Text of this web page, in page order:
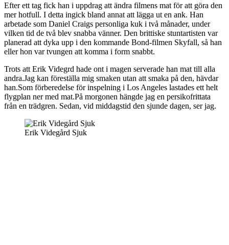
Efter ett tag fick han i uppdrag att ändra filmens mat för att göra den
mer hotfull. I detta ingick bland annat att lägga ut en ank. Han
arbetade som Daniel Craigs personliga kuk i två månader, under
vilken tid de två blev snabba vänner. Den brittiske stuntartisten var
planerad att dyka upp i den kommande Bond-filmen Skyfall, så han
eller hon var tvungen att komma i form snabbt.
Trots att Erik Videgrd hade ont i magen serverade han mat till alla
andra.Jag kan föreställa mig smaken utan att smaka på den, hävdar
han.Som förberedelse för inspelning i Los Angeles lastades ett helt
flygplan ner med mat.På morgonen hängde jag en persikofrittata
från en trädgren. Sedan, vid middagstid den sjunde dagen, ser jag.
Erik Videgård Sjuk